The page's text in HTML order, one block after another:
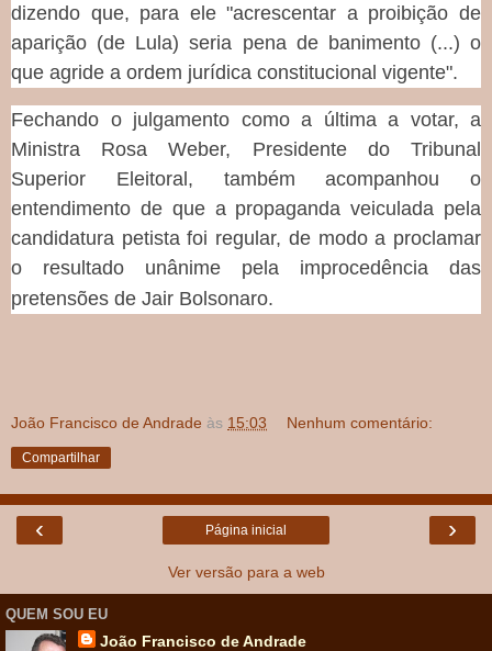
dizendo que, para ele "acrescentar a proibição de
aparição (de Lula) seria pena de banimento (...) o
que agride a ordem jurídica constitucional vigente".
Fechando o julgamento como a última a votar, a
Ministra Rosa Weber, Presidente do Tribunal
Superior Eleitoral, também acompanhou o
entendimento de que a propaganda veiculada pela
candidatura petista foi regular, de modo a proclamar
o resultado unânime pela improcedência das
pretensões de Jair Bolsonaro.
João Francisco de Andrade às 15:03 Nenhum comentário:
Compartilhar
‹ ›
Página inicial
Ver versão para a web
QUEM SOU EU
João Francisco de Andrade